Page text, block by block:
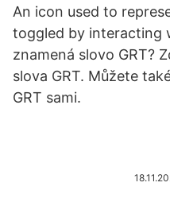
An icon used to
toggled by interacting
znamená slovo GRT?
slova GRT. Můžete
GRT sami.